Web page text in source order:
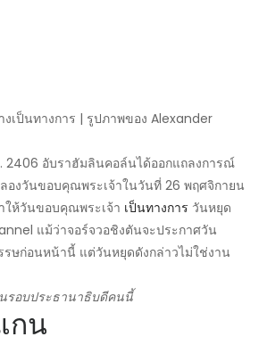
เป็นทางการ | รูปภาพของ Alexander
2406 อับราฮัมลินคอล์นได้ออกแถลงการณ์
องวันขอบคุณพระเจ้าในวันที่ 26 พฤศจิกายน
ห้วันขอบคุณพระเจ้า เป็นทางการ วันหยุด
แม้ว่าจอร์จวอชิงตันจะประกาศวัน
ษก่อนหน้านี้ แต่วันหยุดดังกล่าวไม่ใช่งาน
รอบประธานาธิบดีคนนี้
กน